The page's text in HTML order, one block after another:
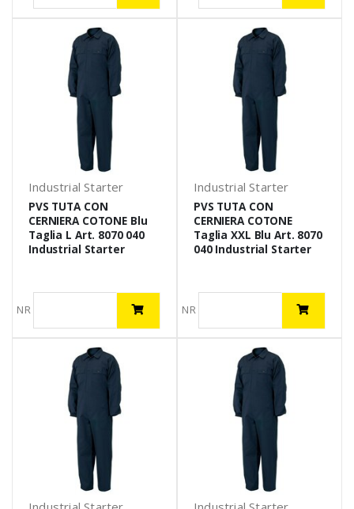
Industrial Starter
PVS TUTA CON
CERNIERA COTONE Blu
Taglia L Art. 8070 040
Industrial Starter
NR
Industrial Starter
PVS TUTA CON
CERNIERA COTONE
Taglia XXL Blu Art. 8070
040 Industrial Starter
NR